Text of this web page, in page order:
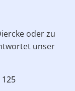
oder zu
unser
125